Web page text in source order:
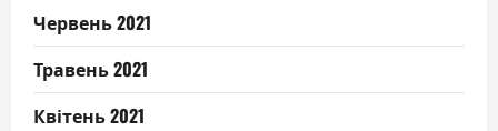
Червень 2021
Травень 2021
Квітень 2021